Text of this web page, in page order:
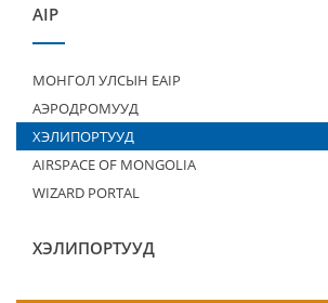
AIP
МОНГОЛ УЛСЫН EAIP
АЭРОДРОМУУД
ХЭЛИПОРТУУД
AIRSPACE OF MONGOLIA
WIZARD PORTAL
ХЭЛИПОРТУУД